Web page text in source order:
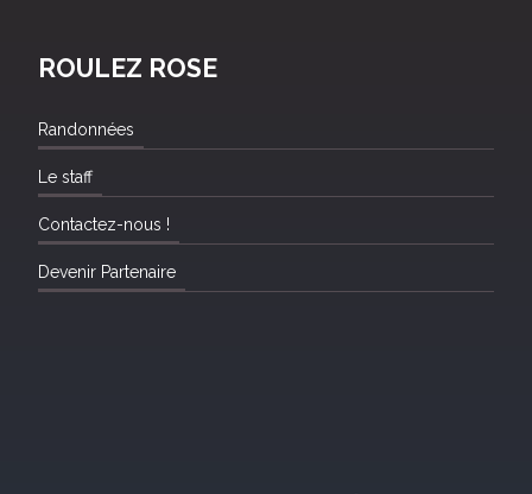
ROULEZ ROSE
Randonnées
Le staff
Contactez-nous !
Devenir Partenaire